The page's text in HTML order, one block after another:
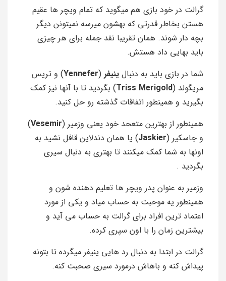
گرالت در خود بازی هم میگوید که تمام ویچر ها عقیم
هستن بخاطر قدرتی که بهشون میرسه نمیتونن دیگر
بچه دار شوند. همان تقریبا نقد جمله برای هر چیزی
باید بهایی داد هستش.
شما در بازی باید به دنبال ینیفر (
Yennefer) و تریس
مریگولد (
Triss Merigold) بگردید تا با آنها نیز کمک
بگیرید و همینطور اتفاقات گذشته رو حل کنید.
همینطور از بهترین متعحد خود یعنی وزمیر (Vesemir
)
و جاسکیر (Jaskier) یا همان دندلاین قافل نشید به
اونها به شما کمک میکنند تا بهتری به دنبال سیری
بگردید .
وزمیر به عنوان پدر ویچر ها تعلیم دهنده شون و
همینطور یه موحبت به حساب میاد و یکی از مورد
اعتماد ترین افراد برای گرالت به حساب می آید و
بیشترین زمان را با اون سپری کرده.
گرالت در ابتدا به دنبال رد هایی ینیفر میگرده تا بتونه
پیداش کنه و باهاش درمورد سیری صحبت کنه.